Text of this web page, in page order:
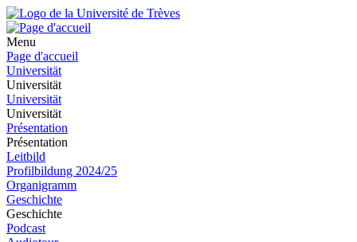
Menu
Page d'accueil
Universität
Universität
Universität
Universität
Présentation
Présentation
Leitbild
Profilbildung 2024/25
Organigramm
Geschichte
Geschichte
Podcast